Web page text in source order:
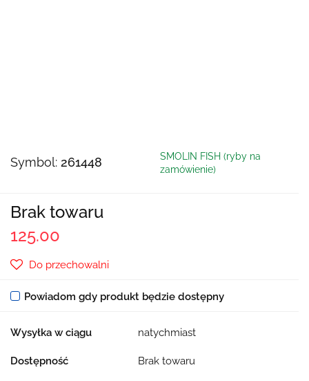
Symbol: 261448
SMOLIN FISH (ryby na
zamówienie)
Brak towaru
125.00
Do przechowalni
Powiadom gdy produkt będzie dostępny
Wysyłka w ciągu natychmiast
Dostępność Brak towaru